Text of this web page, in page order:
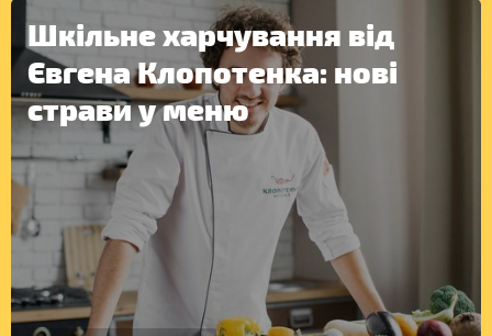
Шкільне харчування від
Євгена Клопотенка: нові
страви у меню